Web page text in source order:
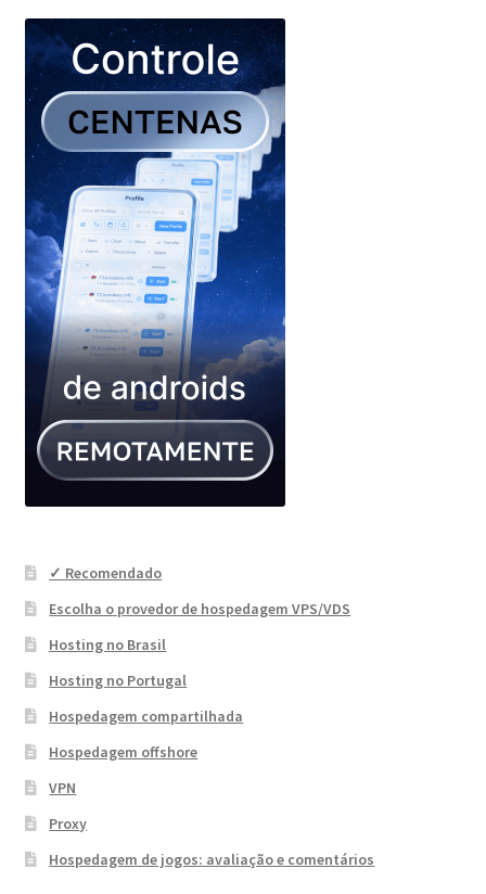
✓ Recomendado
Escolha o provedor de hospedagem VPS/VDS
Hosting no Brasil
Hosting no Portugal
Hospedagem compartilhada
Hospedagem offshore
VPN
Proxy
Hospedagem de jogos: avaliação e comentários